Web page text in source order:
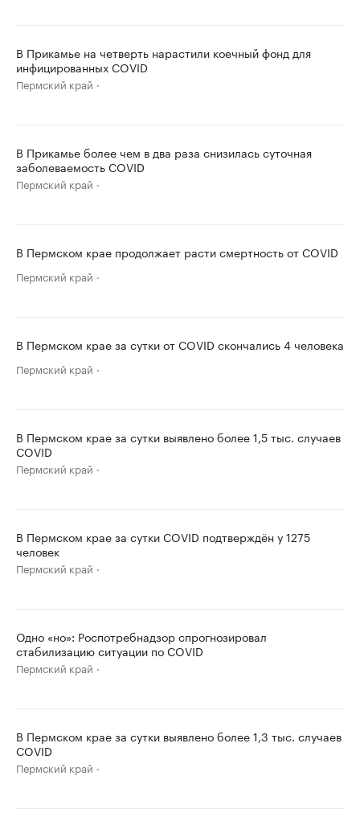
В Прикамье на четверть нарастили коечный фонд для
инфицированных COVID
Пермский край
В Прикамье более чем в два раза снизилась суточная
заболеваемость COVID
Пермский край
В Пермском крае продолжает расти смертность от COVID
Пермский край
В Пермском крае за сутки от COVID скончались 4 человека
Пермский край
В Пермском крае за сутки выявлено более 1,5 тыс. случаев
COVID
Пермский край
В Пермском крае за сутки COVID подтверждён у 1275
человек
Пермский край
Одно «но»: Роспотребнадзор спрогнозировал
стабилизацию ситуации по COVID
Пермский край
В Пермском крае за сутки выявлено более 1,3 тыс. случаев
COVID
Пермский край